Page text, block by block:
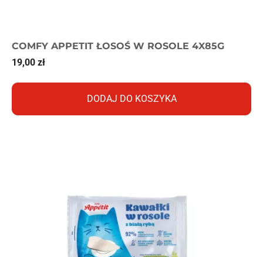
COMFY APPETIT ŁOSOŚ W ROSOLE 4X85G
19,00 zł
DODAJ DO KOSZYKA